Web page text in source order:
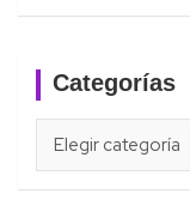
Categorías